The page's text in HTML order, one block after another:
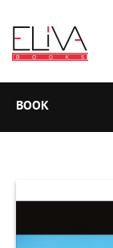
BOOK